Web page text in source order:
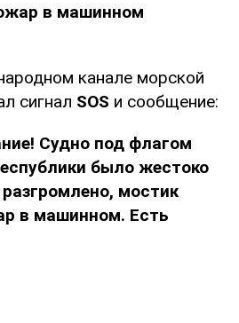
в машинном
канале морской
сигнал SOS и сообщение:
Судно под флагом
было жестоко
мостик
в машинном. Есть